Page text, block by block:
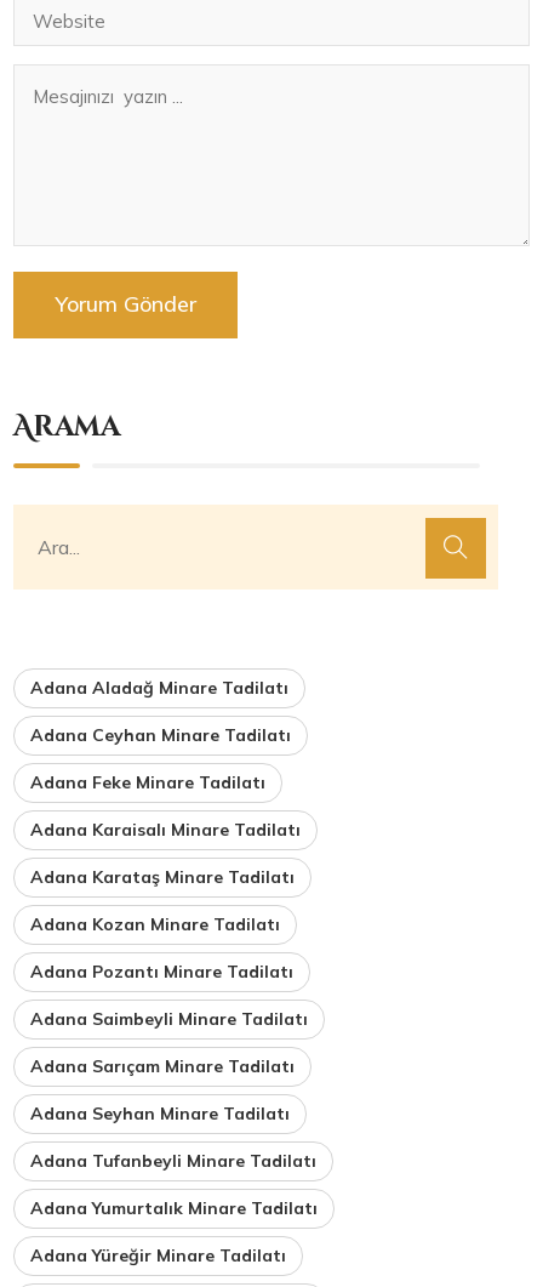
Arama
Adana Aladağ Minare Tadilatı
Adana Ceyhan Minare Tadilatı
Adana Feke Minare Tadilatı
Adana Karaisalı Minare Tadilatı
Adana Karataş Minare Tadilatı
Adana Kozan Minare Tadilatı
Adana Pozantı Minare Tadilatı
Adana Saimbeyli Minare Tadilatı
Adana Sarıçam Minare Tadilatı
Adana Seyhan Minare Tadilatı
Adana Tufanbeyli Minare Tadilatı
Adana Yumurtalık Minare Tadilatı
Adana Yüreğir Minare Tadilatı